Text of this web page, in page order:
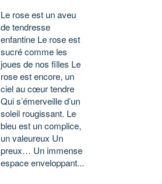
Le rose est un aveu
de tendresse
enfantine Le rose est
sucré comme les
joues de nos filles Le
rose est encore, un
ciel au cœur tendre
Qui s’émerveille d’un
soleil rougissant. Le
bleu est un complice,
un valeureux Un
preux… Un immense
espace enveloppant...